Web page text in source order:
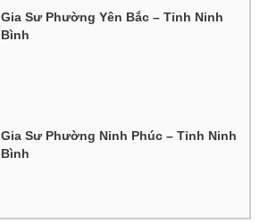
Gia Sư Phường Yên Bắc – Tỉnh Ninh
Bình
Gia Sư Phường Ninh Phúc – Tỉnh Ninh
Bình